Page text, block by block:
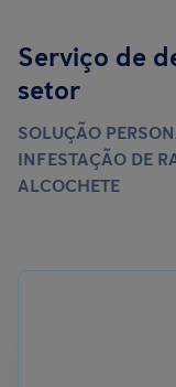
Serviço de
setor
SOLUÇÃO
INFESTAÇÃO DE
ALCOCHETE